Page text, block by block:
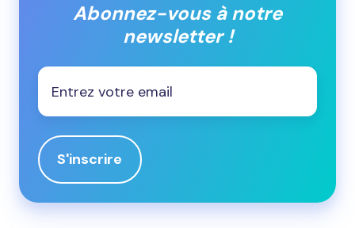
Abonnez-vous à notre
newsletter !
Email